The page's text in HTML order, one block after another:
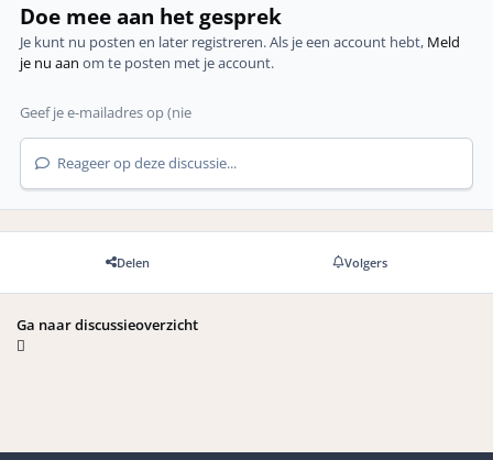
Doe mee aan het gesprek
Je kunt nu posten en later registreren. Als je een account hebt, Meld
je nu aan om te posten met je account.
Reageer op deze discussie...
Delen Volgers
Ga naar discussieoverzicht